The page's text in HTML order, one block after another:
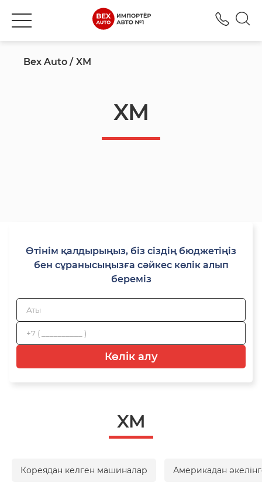
Bex Auto XM
XM
Өтінім қалдырыңыз, біз сіздің бюджетіңіз
бен сұранысыңызға сәйкес көлік алып
береміз
Көлік алу
XM
Кореядан келген машиналар Америкадан